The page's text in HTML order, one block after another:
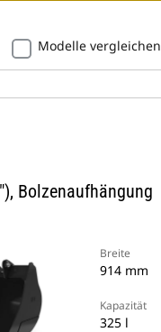
Modelle vergleichen
Bolzenaufhängung
Breite
914 mm
Kapazität
325 l